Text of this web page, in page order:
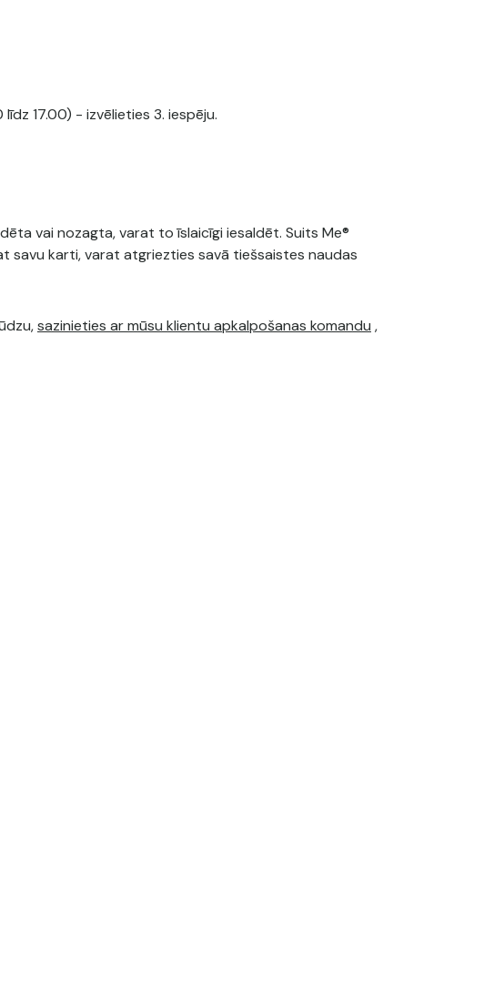
17.00) - izvēlieties 3. iespēju.
vai nozagta, varat to īslaicīgi iesaldēt. Suits Me®
savu karti, varat atgriezties savā tiešsaistes naudas
sazinieties ar mūsu klientu apkalpošanas komandu ,